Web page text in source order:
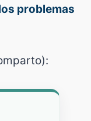
problemas